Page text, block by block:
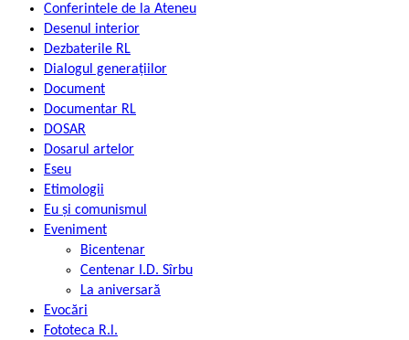
Conferintele de la Ateneu
Desenul interior
Dezbaterile RL
Dialogul generațiilor
Document
Documentar RL
DOSAR
Dosarul artelor
Eseu
Etimologii
Eu și comunismul
Eveniment
Bicentenar
Centenar I.D. Sîrbu
La aniversară
Evocări
Fototeca R.l.